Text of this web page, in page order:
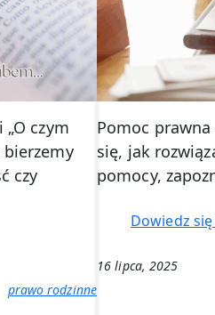
czym
czy
prawo rodzinne
Pomoc prawna
się, jak
pomocy,
Dowiedz
16 lipca, 2025